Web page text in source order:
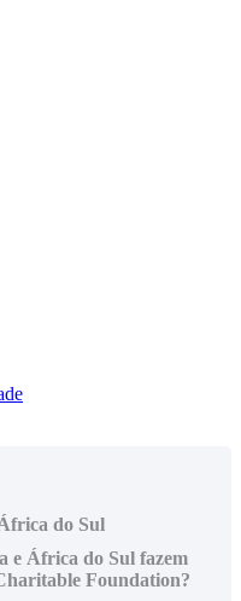
do Sul
e África do Sul fazem
Foundation?